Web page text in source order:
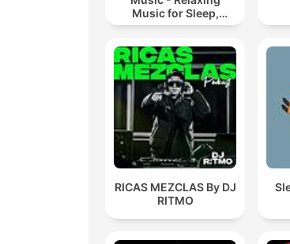
Music for Sleep,
Meditation &
RICAS MEZCLAS By DJ
RITMO